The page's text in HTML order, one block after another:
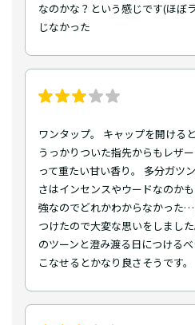
なのかな？という感じです(ほぼ
じなかった
ワンタップ。 キャップを開ける
うっかりついた指先からもレザ
って重たい甘い香り。 多分ガツ
さはインセンスやウードなのか
強なのでどれかわからなかった
つけたので大変な思いをしまし
のツーンと澄み渡る日につける
こなせるとかなり良さそうです。